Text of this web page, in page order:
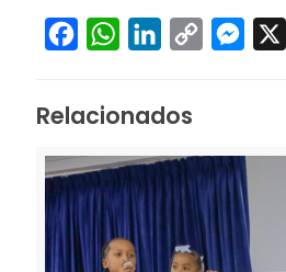
FacebookWhatsAppLinkedIn
Copy
Relacionados